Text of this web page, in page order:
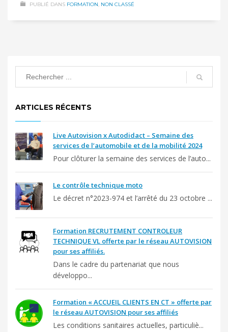
PUBLIÉ DANS FORMATION NON CLASSÉ
ARTICLES RÉCENTS
Live Autovision x Autodidact – Semaine des
services de l’automobile et de la mobilité 2024
Pour clôturer la semaine des services de l’auto...
Le contrôle technique moto
Le décret n°2023-974 et l’arrêté du 23 octobre ...
Formation RECRUTEMENT CONTROLEUR
TECHNIQUE VL offerte par le réseau AUTOVISION
pour ses affiliés.
Dans le cadre du partenariat que nous
développo...
Formation « ACCUEIL CLIENTS EN CT » offerte par
le réseau AUTOVISION pour ses affiliés
Les conditions sanitaires actuelles, particuliè...